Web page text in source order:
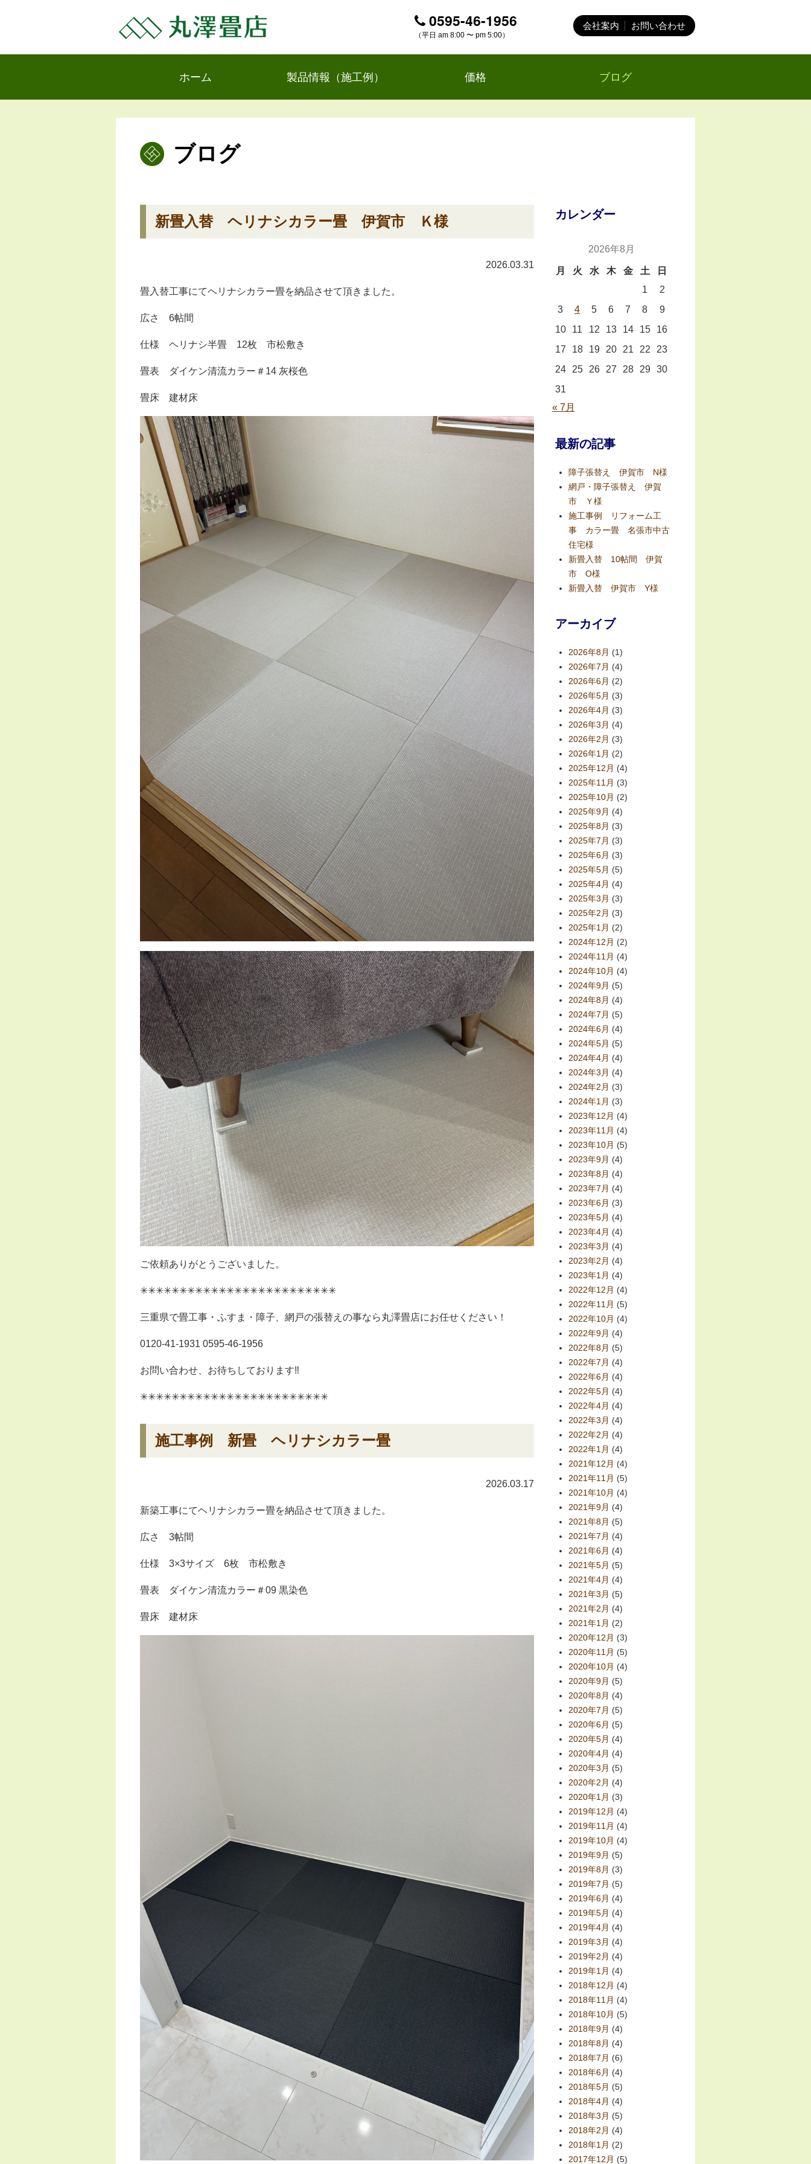
0595-46-1956
（平日 am 8:00 〜 pm 5:00）
会社案内 お問い合わせ
ホーム 製品情報（施工例） 価格 ブログ
ブログ
新畳入替 ヘリナシカラー畳 伊賀市 Ｋ様
2026.03.31
畳入替工事にてヘリナシカラー畳を納品させて頂きました。
広さ 6帖間
仕様 ヘリナシ半畳 12枚 市松敷き
畳表 ダイケン清流カラー＃14 灰桜色
畳床 建材床
ご依頼ありがとうございました。
✳︎✳︎✳︎✳︎✳︎✳︎✳︎✳︎✳︎✳︎✳︎✳︎✳︎✳︎✳︎✳︎✳︎✳︎✳︎✳︎✳︎✳︎✳︎✳︎✳︎
三重県で畳工事・ふすま・障子、網戸の張替えの事なら丸澤畳店にお任せください！
0120-41-1931 0595-46-1956
お問い合わせ、お待ちしております‼︎
✳︎✳︎✳︎✳︎✳︎✳︎✳︎✳︎✳︎✳︎✳︎✳︎✳︎✳︎✳︎✳︎✳︎✳︎✳︎✳︎✳︎✳︎✳︎✳︎
施工事例 新畳 ヘリナシカラー畳
2026.03.17
新築工事にてヘリナシカラー畳を納品させて頂きました。
広さ 3帖間
仕様 3×3サイズ 6枚 市松敷き
畳表 ダイケン清流カラー＃09 黒染色
畳床 建材床
カレンダー
2026年8月
月 火 水 木 金 土 日
« 7月
1
2
3
4 5 6 7 8
9
10
11 12 13 14 15
16
17
18 19 20 21 22
23
24
25 26 27 28 29
30
31
最新の記事
障子張替え 伊賀市 N様
網戸・障子張替え 伊賀
市 Ｙ様
施工事例 リフォーム工
事 カラー畳 名張市中古
住宅様
新畳入替 10帖間 伊賀
市 O様
新畳入替 伊賀市 Y様
アーカイブ
2026年8月 (1)
2026年7月 (4)
2026年6月 (2)
2026年5月 (3)
2026年4月 (3)
2026年3月 (4)
2026年2月 (3)
2026年1月 (2)
2025年12月 (4)
2025年11月 (3)
2025年10月 (2)
2025年9月 (4)
2025年8月 (3)
2025年7月 (3)
2025年6月 (3)
2025年5月 (5)
2025年4月 (4)
2025年3月 (3)
2025年2月 (3)
2025年1月 (2)
2024年12月 (2)
2024年11月 (4)
2024年10月 (4)
2024年9月 (5)
2024年8月 (4)
2024年7月 (5)
2024年6月 (4)
2024年5月 (5)
2024年4月 (4)
2024年3月 (4)
2024年2月 (3)
2024年1月 (3)
2023年12月 (4)
2023年11月 (4)
2023年10月 (5)
2023年9月 (4)
2023年8月 (4)
2023年7月 (4)
2023年6月 (3)
2023年5月 (4)
2023年4月 (4)
2023年3月 (4)
2023年2月 (4)
2023年1月 (4)
2022年12月 (4)
2022年11月 (5)
2022年10月 (4)
2022年9月 (4)
2022年8月 (5)
2022年7月 (4)
2022年6月 (4)
2022年5月 (4)
2022年4月 (4)
2022年3月 (4)
2022年2月 (4)
2022年1月 (4)
2021年12月 (4)
2021年11月 (5)
2021年10月 (4)
2021年9月 (4)
2021年8月 (5)
2021年7月 (4)
2021年6月 (4)
2021年5月 (5)
2021年4月 (4)
2021年3月 (5)
2021年2月 (4)
2021年1月 (2)
2020年12月 (3)
2020年11月 (5)
2020年10月 (4)
2020年9月 (5)
2020年8月 (4)
2020年7月 (5)
2020年6月 (5)
2020年5月 (4)
2020年4月 (4)
2020年3月 (5)
2020年2月 (4)
2020年1月 (3)
2019年12月 (4)
2019年11月 (4)
2019年10月 (4)
2019年9月 (5)
2019年8月 (3)
2019年7月 (5)
2019年6月 (4)
2019年5月 (4)
2019年4月 (4)
2019年3月 (4)
2019年2月 (4)
2019年1月 (4)
2018年12月 (4)
2018年11月 (4)
2018年10月 (5)
2018年9月 (4)
2018年8月 (4)
2018年7月 (6)
2018年6月 (4)
2018年5月 (5)
2018年4月 (4)
2018年3月 (5)
2018年2月 (4)
2018年1月 (2)
2017年12月 (5)